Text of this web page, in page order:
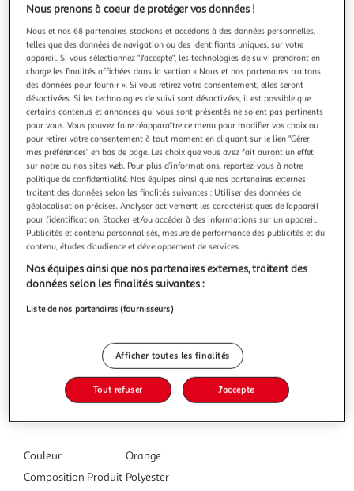
Illustration
précédente
Illustration
suivante
HESPERIDE
Coussin d'extérieur Korai Terracota - 50 x 30 cm -
Hespéride
Coussin extérieur Korai 50 x 30 cm HespérideCe coussin
rectangulaire Korai de la marque Hespéride apporte un
charme nouveau à votre mobilier de jardin. Sa couleur
tendance à marier avec votre canapé, fauteuil ou salon de
jardin donnera sans aucun doute une touche décorative
accueillante à votre exté
En savoir +
Vous voulez connaître le prix de ce produit ?
Afficher le prix
Caractéristiques
Couleur
Orange
Composition Produit Polyester
Nous prenons à coeur de protéger vos données !
Nous et nos 68 partenaires stockons et accédons à des données personnelles,
telles que des données de navigation ou des identifiants uniques, sur votre
appareil. Si vous sélectionnez "J'accepte", les technologies de suivi prendront en
charge les finalités affichées dans la section « Nous et nos partenaires traitons
des données pour fournir ». Si vous retirez votre consentement, elles seront
désactivées. Si les technologies de suivi sont désactivées, il est possible que
certains contenus et annonces qui vous sont présentés ne soient pas pertinents
pour vous. Vous pouvez faire réapparaître ce menu pour modifier vos choix ou
pour retirer votre consentement à tout moment en cliquant sur le lien "Gérer
mes préférences" en bas de page. Les choix que vous avez fait auront un effet
sur notre ou nos sites web. Pour plus d’informations, reportez-vous à notre
politique de confidentialité. Nos équipes ainsi que nos partenaires externes
traitent des données selon les finalités suivantes : Utiliser des données de
géolocalisation précises. Analyser activement les caractéristiques de l’appareil
pour l’identification. Stocker et/ou accéder à des informations sur un appareil.
Publicités et contenu personnalisés, mesure de performance des publicités et du
contenu, études d’audience et développement de services.
Nos équipes ainsi que nos partenaires externes, traitent des
données selon les finalités suivantes :
Liste de nos partenaires (fournisseurs)
Afficher toutes les finalités
Tout refuser J'accepte